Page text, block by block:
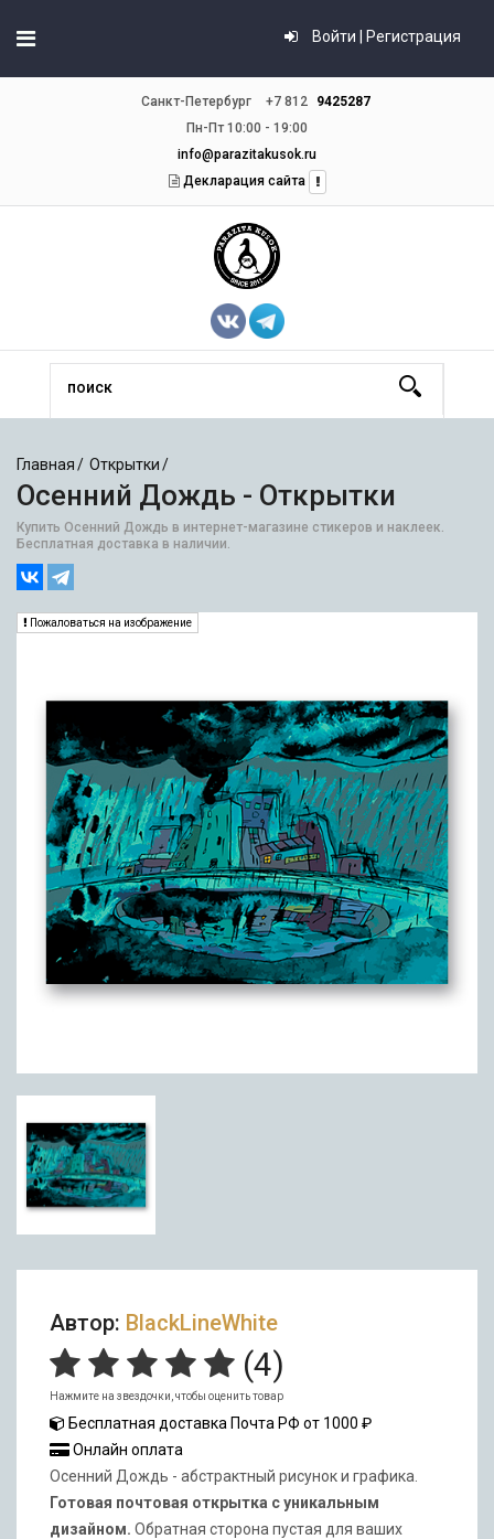
Войти | Регистрация
Санкт-Петербург +7 812
9425287
Пн-Пт 10:00 - 19:00
info@parazitakusok.ru
Декларация сайта
Главная Открытки
Осенний Дождь - Открытки
Купить Осенний Дождь в интернет-магазине стикеров и наклеек.
Бесплатная доставка в наличии.
Пожаловаться на изображение
Автор: BlackLineWhite
(4)
Нажмите на звездочки, чтобы оценить товар
Бесплатная доставка Почта РФ от 1000 ₽
Онлайн оплата
Осенний Дождь - абстрактный рисунок и графика.
Готовая почтовая открытка с уникальным
дизайном. Обратная сторона пустая для ваших